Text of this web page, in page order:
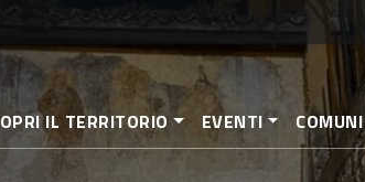
contenuto
principale
IL TERRITORIO EVENTI COMUNI